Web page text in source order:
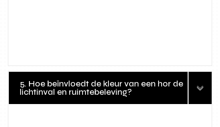
5. Hoe beïnvloedt de kleur van een hor de
lichtinval en ruimtebeleving?